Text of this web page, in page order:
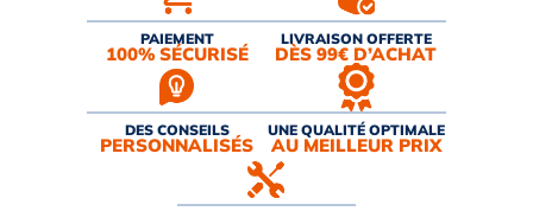
PAIEMENT
100% SÉCURISÉ
LIVRAISON OFFERTE
DÈS 99€ D’ACHAT
DES CONSEILS
PERSONNALISÉS
UNE QUALITÉ OPTIMALE
AU MEILLEUR PRIX